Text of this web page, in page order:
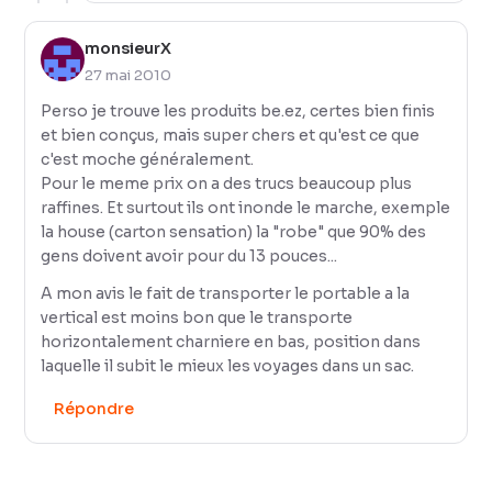
monsieurX
27 mai 2010
Perso je trouve les produits be.ez, certes bien finis
et bien conçus, mais super chers et qu'est ce que
c'est moche généralement.
Pour le meme prix on a des trucs beaucoup plus
raffines. Et surtout ils ont inonde le marche, exemple
la house (carton sensation) la "robe" que 90% des
gens doivent avoir pour du 13 pouces...
A mon avis le fait de transporter le portable a la
vertical est moins bon que le transporte
horizontalement charniere en bas, position dans
laquelle il subit le mieux les voyages dans un sac.
Répondre